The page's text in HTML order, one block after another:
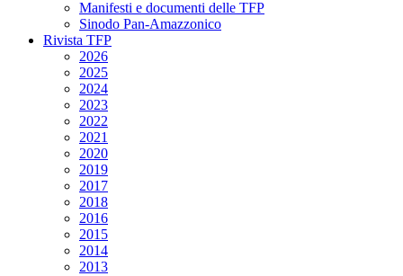
Manifesti e documenti delle TFP
Sinodo Pan-Amazzonico
Rivista TFP
2026
2025
2024
2023
2022
2021
2020
2019
2017
2018
2016
2015
2014
2013